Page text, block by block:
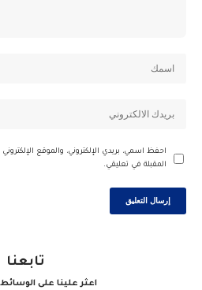
احفظ اسمي، بريدي الإلكتروني، والموقع
المقبلة في تعليقي.
تابعنا
اعثر علينا على الوسائط